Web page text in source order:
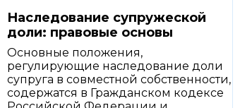
Наследование супружеской
доли: правовые основы
Основные положения,
регулирующие наследование доли
супруга в совместной собственности,
содержатся в Гражданском кодексе